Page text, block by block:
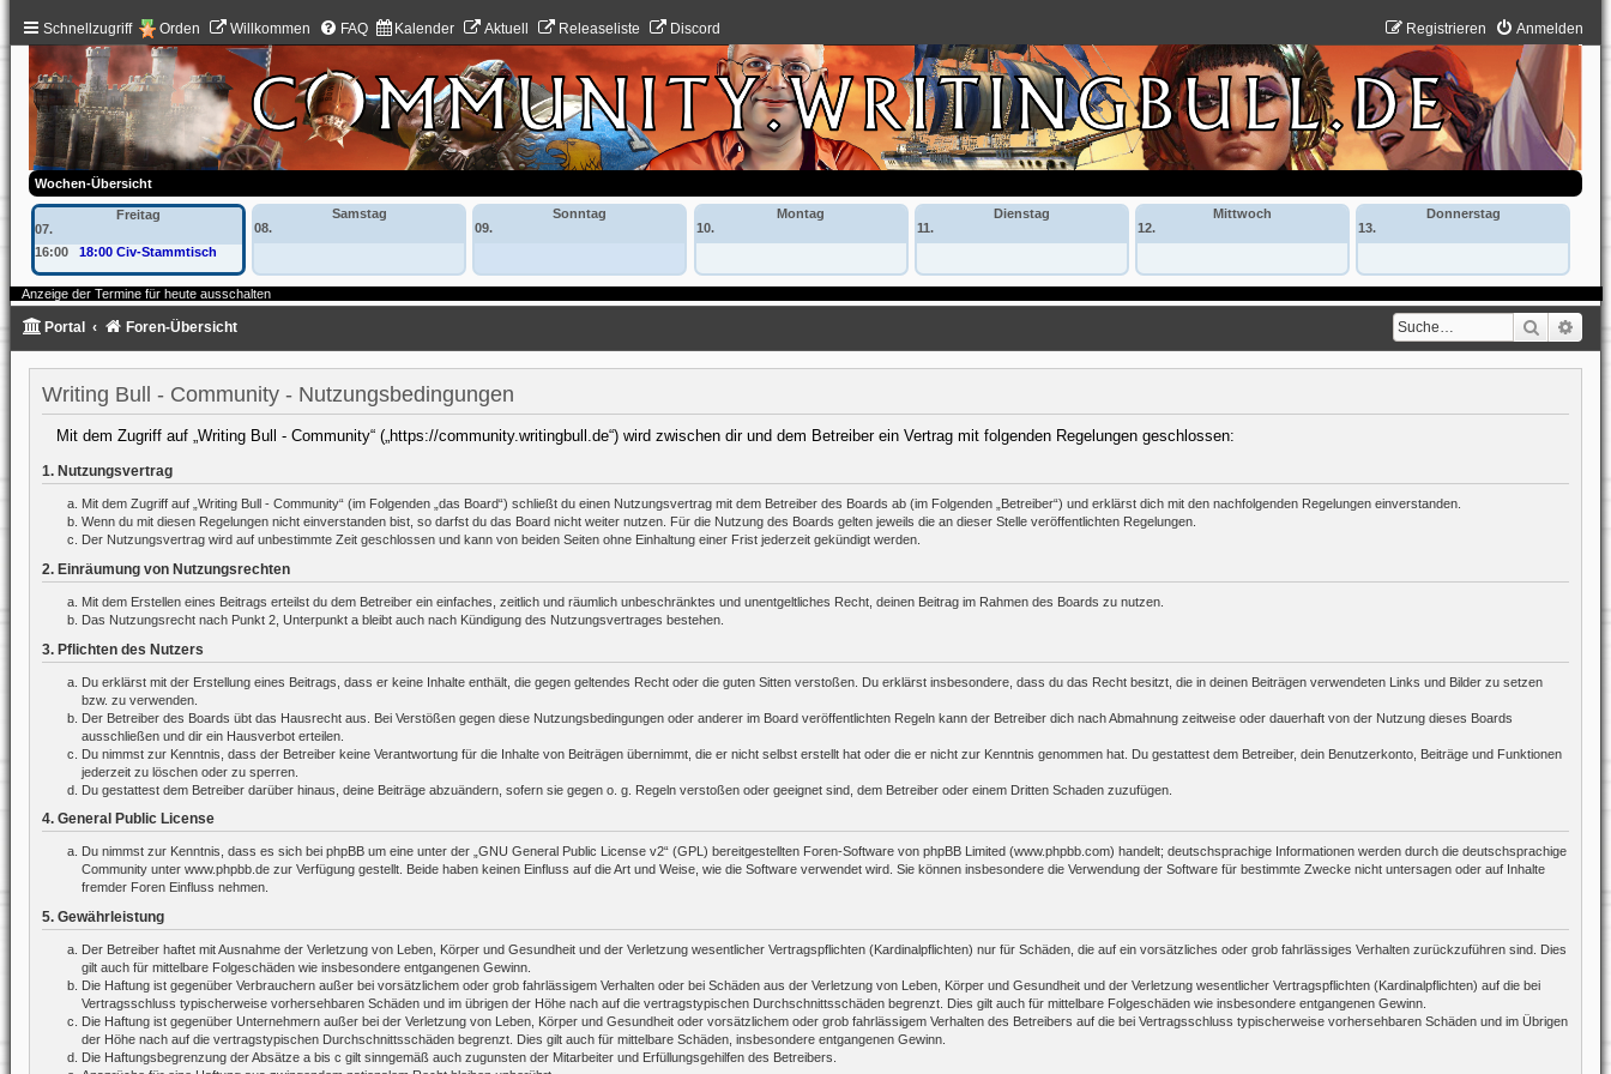
Schnellzugriff Orden Willkommen FAQ Kalender Aktuell Releaseliste Discord Anmelden
Registrieren
Wochen-Übersicht
Freitag
07.
16:00
18:00 Civ-Stammtisch
Samstag
08.
Sonntag
09.
Montag
10.
Dienstag
11.
Mittwoch
12.
Donnerstag
13.
Anzeige der Termine für heute ausschalten
Suche
Portal Foren-Übersicht
Writing Bull - Community - Nutzungsbedingungen
Mit dem Zugriff auf „Writing Bull - Community“ („https://community.writingbull.de“) wird zwischen dir und dem Betreiber ein Vertrag mit folgenden Regelungen geschlossen:
1. Nutzungsvertrag
Mit dem Zugriff auf „Writing Bull - Community“ (im Folgenden „das Board“) schließt du einen Nutzungsvertrag mit dem Betreiber des Boards ab (im Folgenden „Betreiber“) und erklärst dich mit den nachfolgenden Regelungen einverstanden.
Wenn du mit diesen Regelungen nicht einverstanden bist, so darfst du das Board nicht weiter nutzen. Für die Nutzung des Boards gelten jeweils die an dieser Stelle veröffentlichten Regelungen.
Der Nutzungsvertrag wird auf unbestimmte Zeit geschlossen und kann von beiden Seiten ohne Einhaltung einer Frist jederzeit gekündigt werden.
2. Einräumung von Nutzungsrechten
Mit dem Erstellen eines Beitrags erteilst du dem Betreiber ein einfaches, zeitlich und räumlich unbeschränktes und unentgeltliches Recht, deinen Beitrag im Rahmen des Boards zu nutzen.
Das Nutzungsrecht nach Punkt 2, Unterpunkt a bleibt auch nach Kündigung des Nutzungsvertrages bestehen.
3. Pflichten des Nutzers
Du erklärst mit der Erstellung eines Beitrags, dass er keine Inhalte enthält, die gegen geltendes Recht oder die guten Sitten verstoßen. Du erklärst insbesondere, dass du das Recht besitzt, die in deinen Beiträgen verwendeten Links und Bilder zu setzen
bzw. zu verwenden.
Der Betreiber des Boards übt das Hausrecht aus. Bei Verstößen gegen diese Nutzungsbedingungen oder anderer im Board veröffentlichten Regeln kann der Betreiber dich nach Abmahnung zeitweise oder dauerhaft von der Nutzung dieses Boards
ausschließen und dir ein Hausverbot erteilen.
Du nimmst zur Kenntnis, dass der Betreiber keine Verantwortung für die Inhalte von Beiträgen übernimmt, die er nicht selbst erstellt hat oder die er nicht zur Kenntnis genommen hat. Du gestattest dem Betreiber, dein Benutzerkonto, Beiträge und Funktionen
jederzeit zu löschen oder zu sperren.
Du gestattest dem Betreiber darüber hinaus, deine Beiträge abzuändern, sofern sie gegen o. g. Regeln verstoßen oder geeignet sind, dem Betreiber oder einem Dritten Schaden zuzufügen.
4. General Public License
Du nimmst zur Kenntnis, dass es sich bei phpBB um eine unter der „ GNU General Public License v2“ (GPL) bereitgestellten Foren-Software von phpBB Limited (www.phpbb.com) handelt; deutschsprachige Informationen werden durch die deutschsprachige
Community unter www.phpbb.de zur Verfügung gestellt. Beide haben keinen Einfluss auf die Art und Weise, wie die Software verwendet wird. Sie können insbesondere die Verwendung der Software für bestimmte Zwecke nicht untersagen oder auf Inhalte
fremder Foren Einfluss nehmen.
5. Gewährleistung
Der Betreiber haftet mit Ausnahme der Verletzung von Leben, Körper und Gesundheit und der Verletzung wesentlicher Vertragspflichten (Kardinalpflichten) nur für Schäden, die auf ein vorsätzliches oder grob fahrlässiges Verhalten zurückzuführen sind. Dies
gilt auch für mittelbare Folgeschäden wie insbesondere entgangenen Gewinn.
Die Haftung ist gegenüber Verbrauchern außer bei vorsätzlichem oder grob fahrlässigem Verhalten oder bei Schäden aus der Verletzung von Leben, Körper und Gesundheit und der Verletzung wesentlicher Vertragspflichten (Kardinalpflichten) auf die bei
Vertragsschluss typischerweise vorhersehbaren Schäden und im übrigen der Höhe nach auf die vertragstypischen Durchschnittsschäden begrenzt. Dies gilt auch für mittelbare Folgeschäden wie insbesondere entgangenen Gewinn.
Die Haftung ist gegenüber Unternehmern außer bei der Verletzung von Leben, Körper und Gesundheit oder vorsätzlichem oder grob fahrlässigem Verhalten des Betreibers auf die bei Vertragsschluss typischerweise vorhersehbaren Schäden und im Übrigen
der Höhe nach auf die vertragstypischen Durchschnittsschäden begrenzt. Dies gilt auch für mittelbare Schäden, insbesondere entgangenen Gewinn.
Die Haftungsbegrenzung der Absätze a bis c gilt sinngemäß auch zugunsten der Mitarbeiter und Erfüllungsgehilfen des Betreibers.